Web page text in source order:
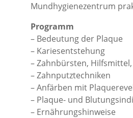
Mundhygienezentrum
Programm
– Bedeutung der Plaque
– Kariesentstehung
– Zahnbürsten,
– Zahnputztechniken
– Anfärben mit
– Plaque- und
– Ernährungshinweise